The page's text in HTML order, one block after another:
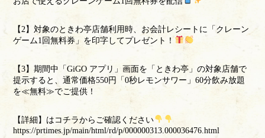
【2】対象のときわ亭店舗利用時、お会計レシートに「クレーン
ゲーム1回無料券」を印字してプレゼント！
【3】期間中「GiGO アプリ」画面を「ときわ亭」の対象店舗で
提示すると、通常価格550円「0秒レモンサワー」60分飲み放題
を≪無料≫でご提供！
【詳細】はコチラからご確認ください
https://prtimes.jp/main/html/rd/p/000000313.000036476.html